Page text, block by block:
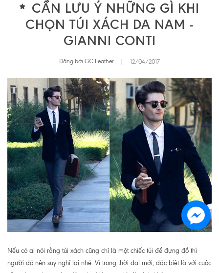
CẦN LƯU Ý NHỮNG GÌ KHI
CHỌN TÚI XÁCH DA NAM -
GIANNI CONTI
Đăng bởi GC Leather 12/04/2017
Nếu có ai nói rằng túi xách cũng chỉ là một chiếc túi để đựng đồ thì
người đó nên suy nghĩ lại nhé. Vì trong thời đại mới, đặc biệt là với cuộc